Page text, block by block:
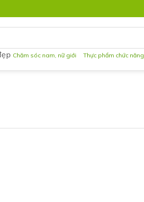
Chăm sóc nam, nữ giới Thực phẩm chức năng